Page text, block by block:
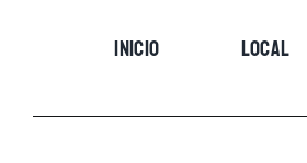
INICIO LOCAL